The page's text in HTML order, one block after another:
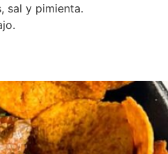
sal y pimienta.